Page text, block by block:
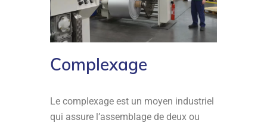
Complexage
Le complexage est un moyen industriel
qui assure l’assemblage de deux ou